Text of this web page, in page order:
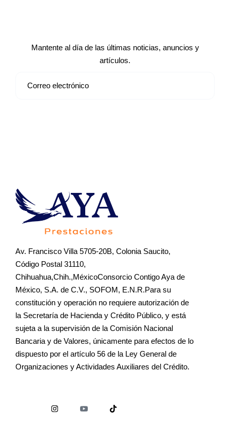
Mantente al día de las últimas noticias, anuncios y
artículos.
Av. Francisco Villa 5705-20B, Colonia Saucito,
Código Postal 31110,
Chihuahua,Chih.,MéxicoConsorcio Contigo Aya de
México, S.A. de C.V., SOFOM, E.N.R.Para su
constitución y operación no requiere autorización de
la Secretaría de Hacienda y Crédito Público, y está
sujeta a la supervisión de la Comisión Nacional
Bancaria y de Valores, únicamente para efectos de lo
dispuesto por el artículo 56 de la Ley General de
Organizaciones y Actividades Auxiliares del Crédito.